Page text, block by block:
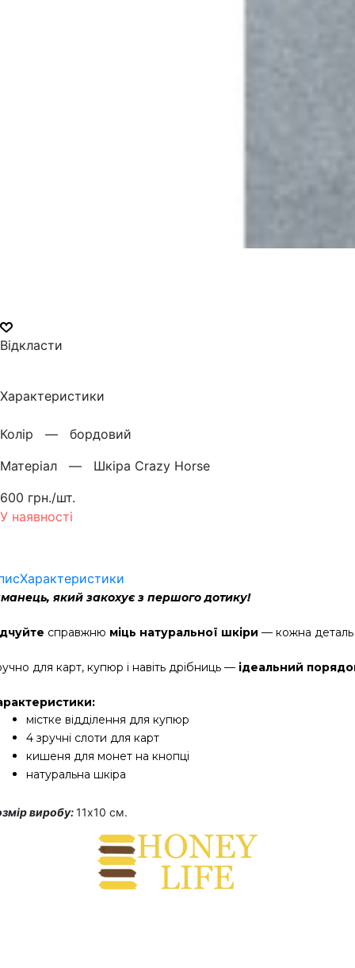
Відкласти
Характеристики
Колiр — бордовий
Матерiал — Шкіра Crazy Horse
600 грн./шт.
У наявності
Характеристики
який закохує з першого дотику!
справжню міць натуральної шкіри — кожна деталь
для карт, купюр і навіть дрібниць — ідеальний
містке відділення для купюр
4 зручні слоти для карт
кишеня для монет на кнопці
натуральна шкіра
виробу:11х10 см.